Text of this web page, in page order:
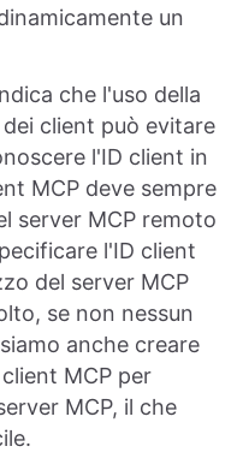
un
che l'uso della
client può evitare
l'ID client in
MCP deve sempre
server MCP remoto
l'ID client
del server MCP
se non nessun
anche creare
MCP per
MCP, il che